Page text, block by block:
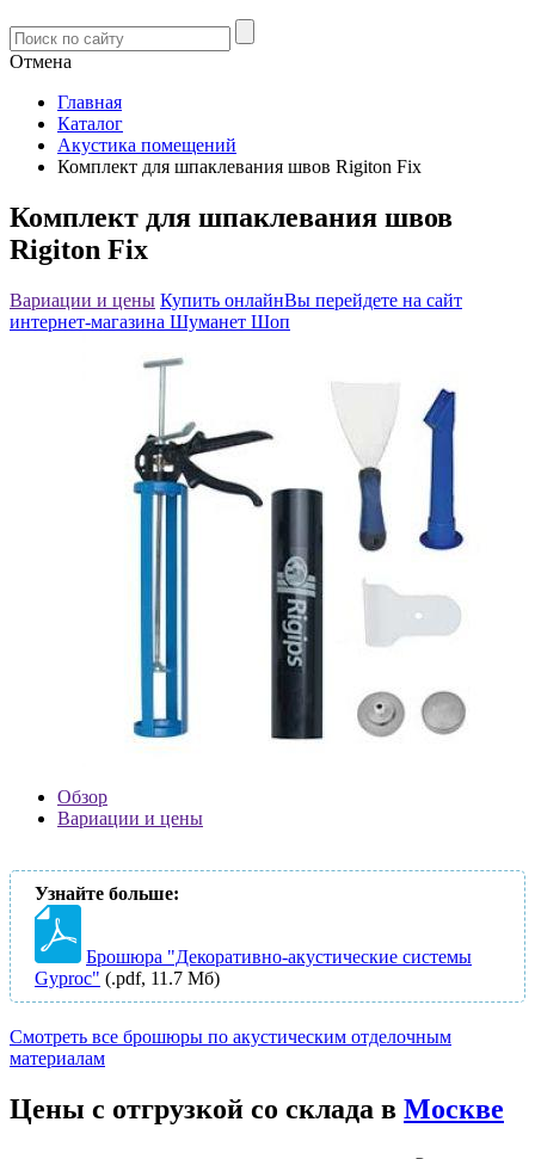
Отмена
Главная
Каталог
Акустика помещений
Комплект для шпаклевания швов Rigiton Fix
Комплект для шпаклевания швов
Rigiton Fix
Вариации и цены Купить онлайнВы перейдете на сайт
интернет-магазина Шуманет Шоп
Обзор
Вариации и цены
Узнайте больше:
Брошюра "Декоративно-акустические системы
Gyproc" (.pdf, 11.7 Мб)
Смотреть все брошюры по акустическим отделочным
материалам
Цены с отгрузкой со склада в Москве